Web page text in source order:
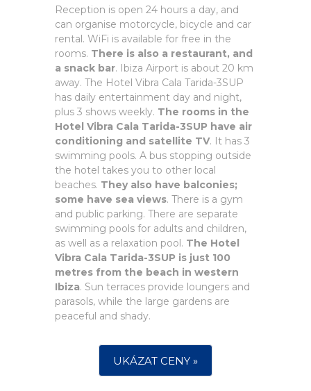
Reception is open 24 hours a day, and
can organise motorcycle, bicycle and car
rental. WiFi is available for free in the
rooms. There is also a restaurant, and
a snack bar. Ibiza Airport is about 20 km
away. The Hotel Vibra Cala Tarida-3SUP
has daily entertainment day and night,
plus 3 shows weekly. The rooms in the
Hotel Vibra Cala Tarida-3SUP have air
conditioning and satellite TV. It has 3
swimming pools. A bus stopping outside
the hotel takes you to other local
beaches. They also have balconies;
some have sea views. There is a gym
and public parking. There are separate
swimming pools for adults and children,
as well as a relaxation pool. The Hotel
Vibra Cala Tarida-3SUP is just 100
metres from the beach in western
Ibiza. Sun terraces provide loungers and
parasols, while the large gardens are
peaceful and shady.
UKÁZAT CENY »